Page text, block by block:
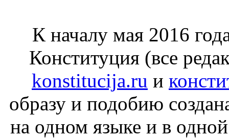
К началу мая 2016
Конституция (все
konstitucija.ru и
образу и подобию
на одном языке и в